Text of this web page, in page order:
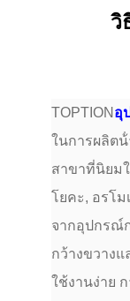
วิ
TOPTION อุ
ในการผลิต
สาขาที่นิยม
โยคะ, อรโ
จากอุปกรณ์
กว้างขวาง
ใช้งานง่าย